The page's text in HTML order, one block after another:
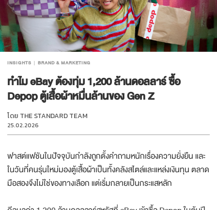
INSIGHTS BRAND & MARKETING
ทำไม eBay ต้องทุ่ม 1,200 ล้านดอลลาร์ ซื้อ
Depop ตู้เสื้อผ้าหมื่นล้านของ Gen Z
โดยTHE STANDARD TEAM
ฟาสต์แฟชันในปัจจุบันกำลังถูกตั้งคำถามหนักเรื่องความยั่งยืน และ
ในวันที่คนรุ่นใหม่มองตู้เสื้อผ้าเป็นทั้งคลังสไตล์และแหล่งเงินทุน ตลาด